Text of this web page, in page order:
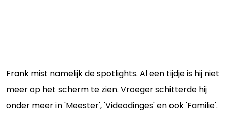
Frank mist namelijk de spotlights. Al een tijdje is hij niet
meer op het scherm te zien. Vroeger schitterde hij
onder meer in 'Meester', 'Videodinges' en ook 'Familie'.